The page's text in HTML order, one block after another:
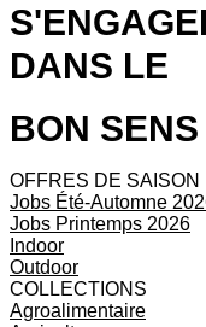
DANS LE
BON SENS
OFFRES DE SAISON
Jobs Été-Automne
Jobs Printemps 2026
Indoor
Outdoor
COLLECTIONS
Agroalimentaire